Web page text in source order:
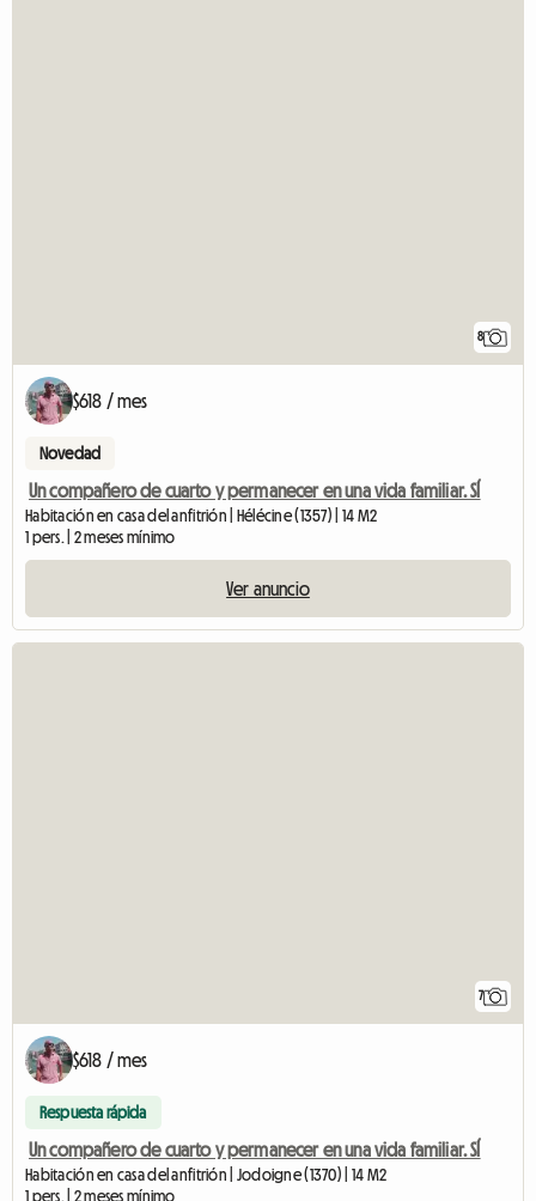
8
$618 / mes
Novedad
Un compañero de cuarto y permanecer en una vida familiar. SÍ
Habitación en casa del anfitrión | Hélécine (1357) | 14 M2
1 pers. | 2 meses mínimo
Ver anuncio
7
$618 / mes
Respuesta rápida
Un compañero de cuarto y permanecer en una vida familiar. SÍ
Habitación en casa del anfitrión | Jodoigne (1370) | 14 M2
1 pers. | 2 meses mínimo